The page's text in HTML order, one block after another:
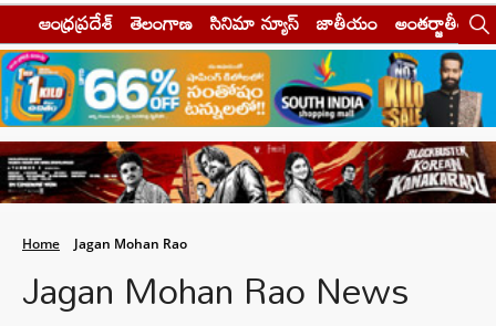
ఆంధ్రప్రదేశ్ తెలంగాణ సినిమా న్యూస్ జాతీయం అంతర్జాతీయం
Home Jagan Mohan Rao
Jagan Mohan Rao News